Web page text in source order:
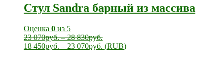
Стул Sandra барный из массива
Оценка 0 из 5
23 070руб.–28 830руб.
18 450руб. – 23 070руб. (RUB)